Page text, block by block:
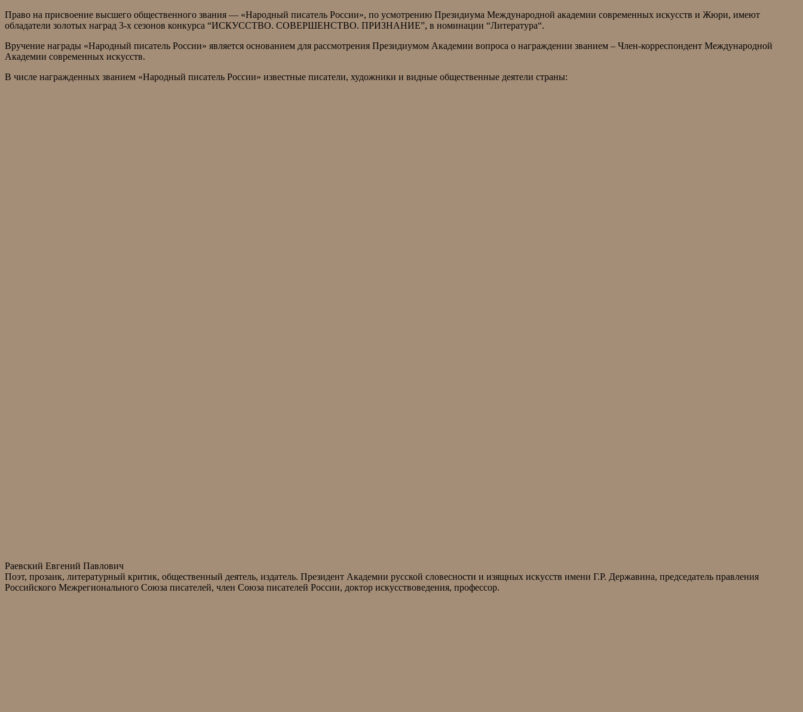
Право на присвоение высшего общественного звания — «Народный писатель России», по усмотрению Президиума Международной академии современных искусств и Жюри, имеют
обладатели золотых наград 3-х сезонов конкурса “ИСКУССТВО. СОВЕРШЕНСТВО. ПРИЗНАНИЕ”, в номинации “Литература“.
Вручение награды «Народный писатель России» является основанием для рассмотрения Президиумом Академии вопроса о награждении званием – Член-корреспондент Международной
Академии современных искусств.
В числе награжденных званием «Народный писатель России» известные писатели, художники и видные общественные деятели страны:
Раевский Евгений Павлович
Поэт, прозаик, литературный критик, общественный деятель, издатель. Президент Академии русской словесности и изящных искусств имени Г.Р. Державина, председатель правления
Российского Межрегионального Союза писателей, член Союза писателей России, доктор искусствоведения, профессор.